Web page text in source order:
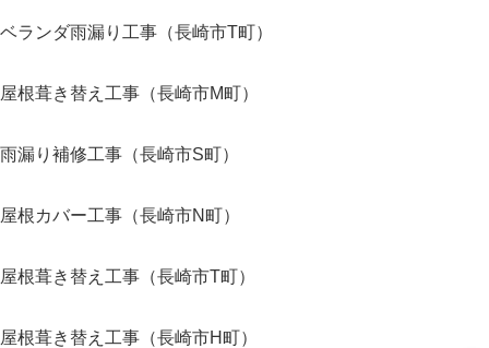
ベランダ雨漏り工事（長崎市T町）
屋根葺き替え工事（長崎市M町）
雨漏り補修工事（長崎市S町）
屋根カバー工事（長崎市N町）
屋根葺き替え工事（長崎市T町）
屋根葺き替え工事（長崎市H町）